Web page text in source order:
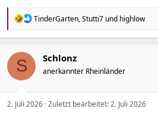
R
a
i
o
e
n
TinderGarten,Stutti7 und highlow
S Schlonz
anerkannter Rheinländer
2. Juli 2026 Zuletzt bearbeitet:2. Juli 2026